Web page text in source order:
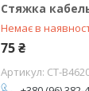
Стяжка
Немає в
75 ₴
CT-